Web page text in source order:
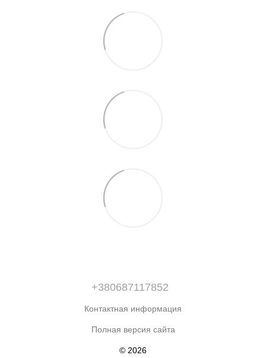
+380687117852
Контактная информация
Полная версия сайта
© 2026